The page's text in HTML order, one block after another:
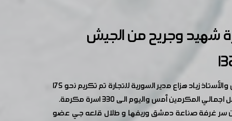
التجارة الداخلية وحماية المستهلك تكريم نحو ١٧٥ اسرة شهيد وجريح من الجيش
بحضور السيد وزير التجارة الداخلية وحماية المستهلك الدكتور عمرو سالم ورئيس غرفة صناعة دمشق وريفها الدكتور سامر الدبس والأستاذ زياد هزاع مدير السورية للتجارة تم تكريم نحو ١٧٥
سر غرفة صناعة دمشق وريفها و طلال قلعه جي عضو